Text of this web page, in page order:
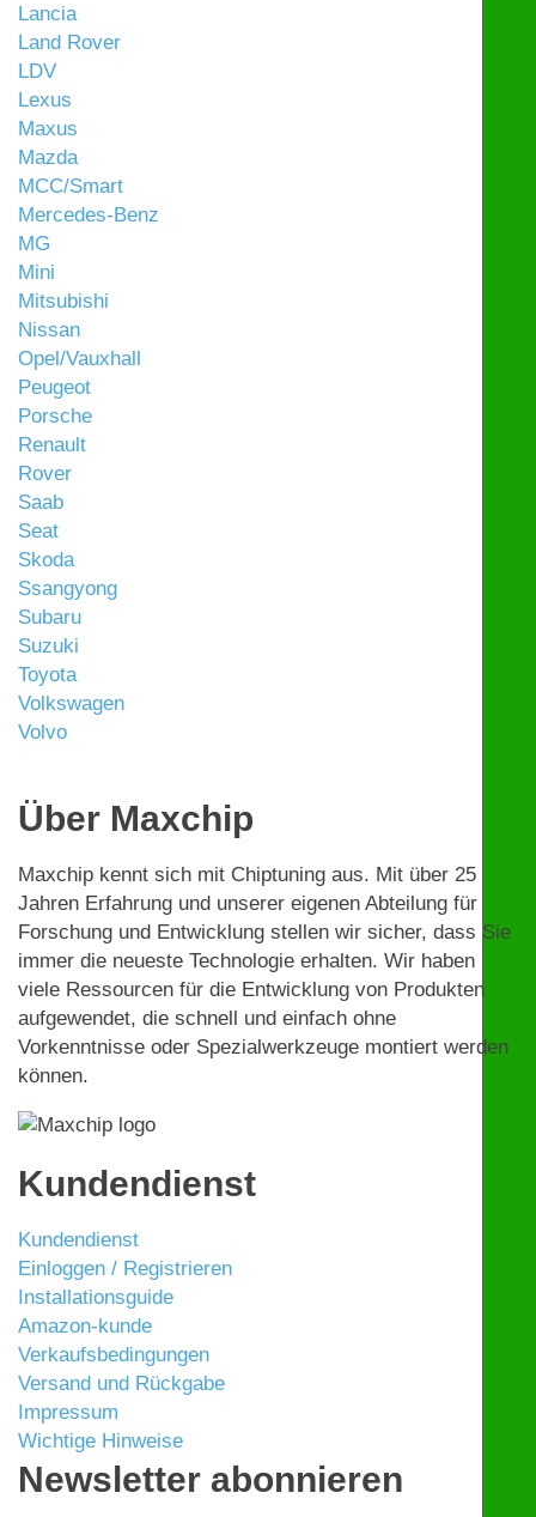
Lancia
Land Rover
LDV
Lexus
Maxus
Mazda
MCC/Smart
Mercedes-Benz
MG
Mini
Mitsubishi
Nissan
Opel/Vauxhall
Peugeot
Porsche
Renault
Rover
Saab
Seat
Skoda
Ssangyong
Subaru
Suzuki
Toyota
Volkswagen
Volvo
Über Maxchip
Maxchip kennt sich mit Chiptuning aus. Mit über 25
Jahren Erfahrung und unserer eigenen Abteilung für
Forschung und Entwicklung stellen wir sicher, dass Sie
immer die neueste Technologie erhalten. Wir haben
viele Ressourcen für die Entwicklung von Produkten
aufgewendet, die schnell und einfach ohne
Vorkenntnisse oder Spezialwerkzeuge montiert werden
können.
Kundendienst
Kundendienst
Einloggen / Registrieren
Installationsguide
Amazon-kunde
Verkaufsbedingungen
Versand und Rückgabe
Impressum
Wichtige Hinweise
Newsletter abonnieren